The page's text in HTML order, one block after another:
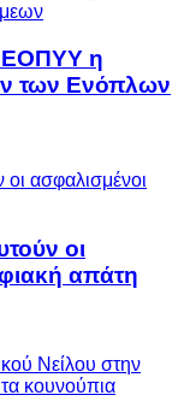
ΕΟΠΥΥ η
των Ενόπλων
οι
απάτη